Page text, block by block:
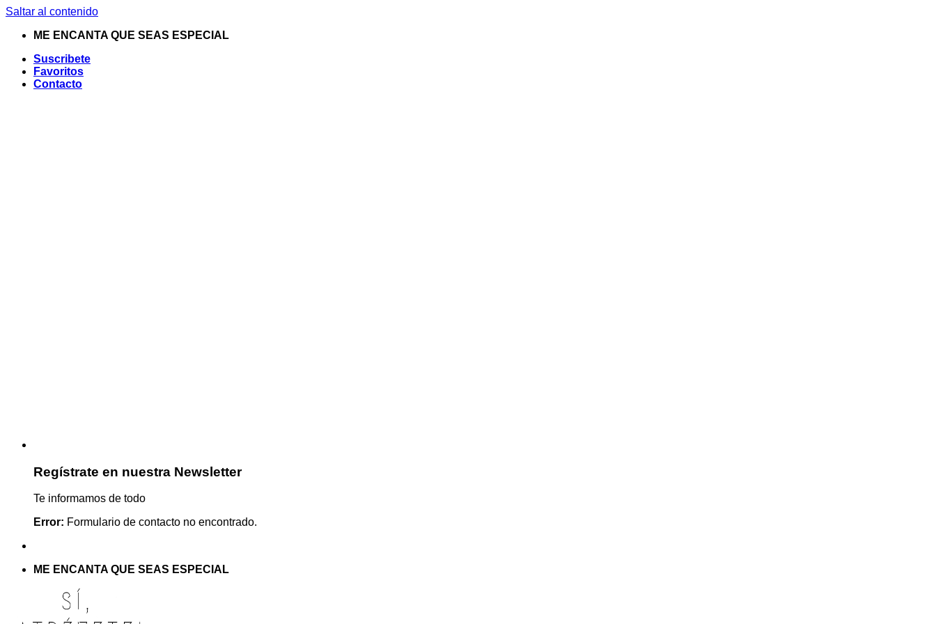
Saltar al contenido
ME ENCANTA QUE SEAS ESPECIAL
Suscribete
Favoritos
Contacto
Regístrate en nuestra Newsletter
Te informamos de todo
Error: Formulario de contacto no encontrado.
ME ENCANTA QUE SEAS ESPECIAL